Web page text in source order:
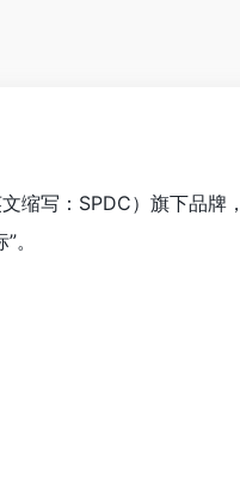
缩写：SPDC）旗下品牌
。